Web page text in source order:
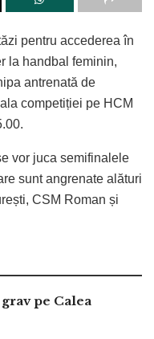
pentru accederea în
la handbal feminin,
antrenată de
competiției pe HCM
vor juca semifinalele
sunt angrenate alături
CSM Roman și
pe Calea